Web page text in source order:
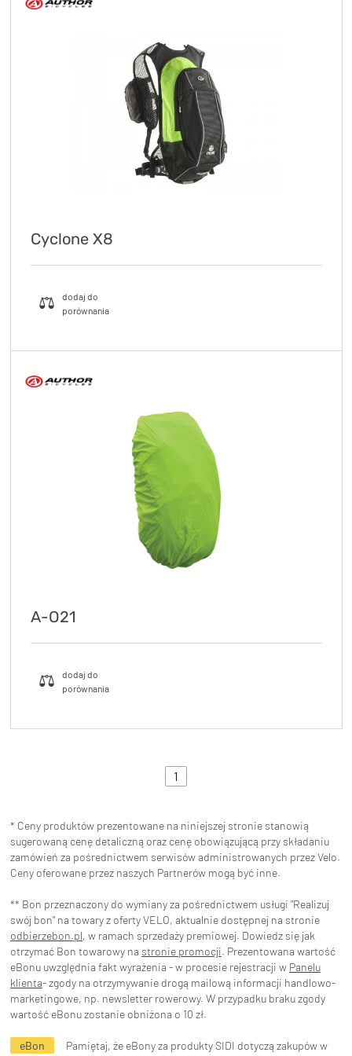
Cyclone X8
A-O21
1
* Ceny produktów prezentowane na niniejszej stronie stanowią
sugerowaną cenę detaliczną oraz cenę obowiązującą przy składaniu
zamówień za pośrednictwem serwisów administrowanych przez Velo.
Ceny oferowane przez naszych Partnerów mogą być inne.
** Bon przeznaczony do wymiany za pośrednictwem usługi "Realizuj
swój bon" na towary z oferty VELO, aktualnie dostępnej na stronie
odbierzebon.pl, w ramach sprzedaży premiowej. Dowiedz się jak
otrzymać Bon towarowy na stronie promocji. Prezentowana wartość
eBonu uwzględnia fakt wyrażenia - w procesie rejestracji w Panelu
klienta- zgody na otrzymywanie drogą mailową informacji handlowo-
marketingowe, np. newsletter rowerowy. W przypadku braku zgody
wartość eBonu zostanie obniżona o 10 zł.
eBon
Pamiętaj, że eBony za produkty SIDI dotyczą zakupów w